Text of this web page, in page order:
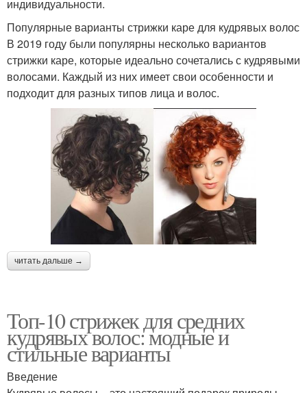
индивидуальности.
Популярные варианты стрижки каре для кудрявых волос
В 2019 году были популярны несколько вариантов
стрижки каре, которые идеально сочетались с кудрявыми
волосами. Каждый из них имеет свои особенности и
подходит для разных типов лица и волос.
читать дальше →
Топ-10 стрижек для средних
кудрявых волос: модные и
стильные варианты
Введение